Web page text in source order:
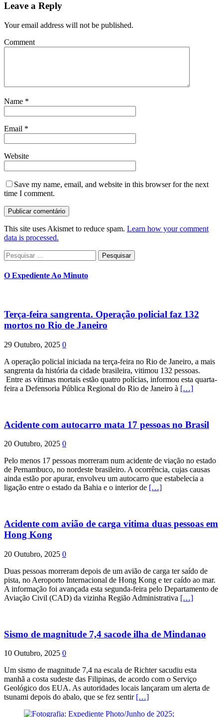
Leave a Reply
Your email address will not be published.
Comment
Name *
Email *
Website
Save my name, email, and website in this browser for the next
time I comment.
This site uses Akismet to reduce spam. Learn how your comment
data is processed.
Pesquisar
por:
O Expediente Ao Minuto
Terça-feira sangrenta. Operação policial faz 132
mortos no Rio de Janeiro
29 Outubro, 2025 0
A operação policial iniciada na terça-feira no Rio de Janeiro, a mais
sangrenta da história da cidade brasileira, vitimou 132 pessoas.
Entre as vítimas mortais estão quatro polícias, informou esta quarta-
feira a Defensoria Pública Regional do Rio de Janeiro à […]
Acidente com autocarro mata 17 pessoas no Brasil
20 Outubro, 2025 0
Pelo menos 17 pessoas morreram num acidente de viação no estado
de Pernambuco, no nordeste brasileiro. A ocorrência, cujas causas
ainda estão por apurar, envolveu um autocarro que estabelecia a
ligação entre o estado da Bahia e o interior de […]
Acidente com avião de carga vitima duas pessoas em
Hong Kong
20 Outubro, 2025 0
Duas pessoas morreram depois de um avião de carga ter saído de
pista, no Aeroporto Internacional de Hong Kong e ter caído ao mar.
A informação foi avançada esta segunda-feira pelo Departamento de
Aviação Civil (CAD) da vizinha Região Administrativa […]
Sismo de magnitude 7,4 sacode ilha de Mindanao
10 Outubro, 2025 0
Um sismo de magnitude 7,4 na escala de Richter sacudiu esta
manhã a costa sudeste das Filipinas, de acordo com o Serviço
Geológico dos EUA. As autoridades locais lançaram um alerta de
tsunami depois do abalo, que se fez sentir […]